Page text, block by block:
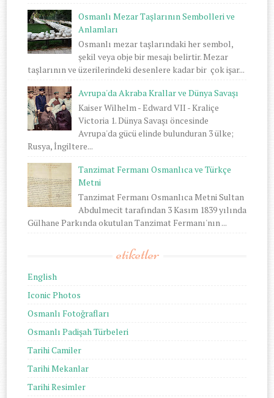
Osmanlı Mezar Taşlarının Sembolleri ve
Anlamları
Osmanlı mezar taşlarındaki her sembol,
şekil veya obje bir mesajı belirtir. Mezar
taşlarının ve üzerilerindeki desenlere kadar bir çok işar...
Avrupa'da Akraba Krallar ve Dünya Savaşı
Kaiser Wilhelm - Edward VII - Kraliçe
Victoria 1. Dünya Savaşı öncesinde
Avrupa'da gücü elinde bulunduran 3 ülke;
Rusya, İngiltere...
Tanzimat Fermanı Osmanlıca ve Türkçe
Metni
Tanzimat Fermanı Osmanlıca Metni Sultan
Abdulmecit tarafından 3 Kasım 1839 yılında
Gülhane Parkında okutulan Tanzimat Fermanı'nın ...
etiketler
English
Iconic Photos
Osmanlı Fotoğrafları
Osmanlı Padişah Türbeleri
Tarihi Camiler
Tarihi Mekanlar
Tarihi Resimler